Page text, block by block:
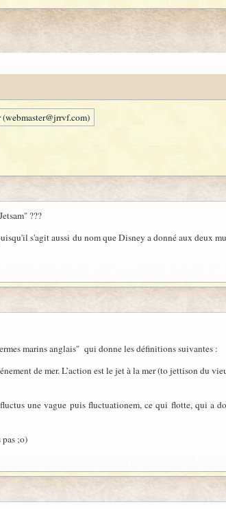
(webmaster@jrrvf.com)
???
s'agit aussi du nom que Disney a donné aux deux
marins anglais" qui donne les définitions suivantes :
de mer. L’action est le jet à la mer (to jettison du
une vague puis fluctuationem, ce qui flotte, qui a
;o)